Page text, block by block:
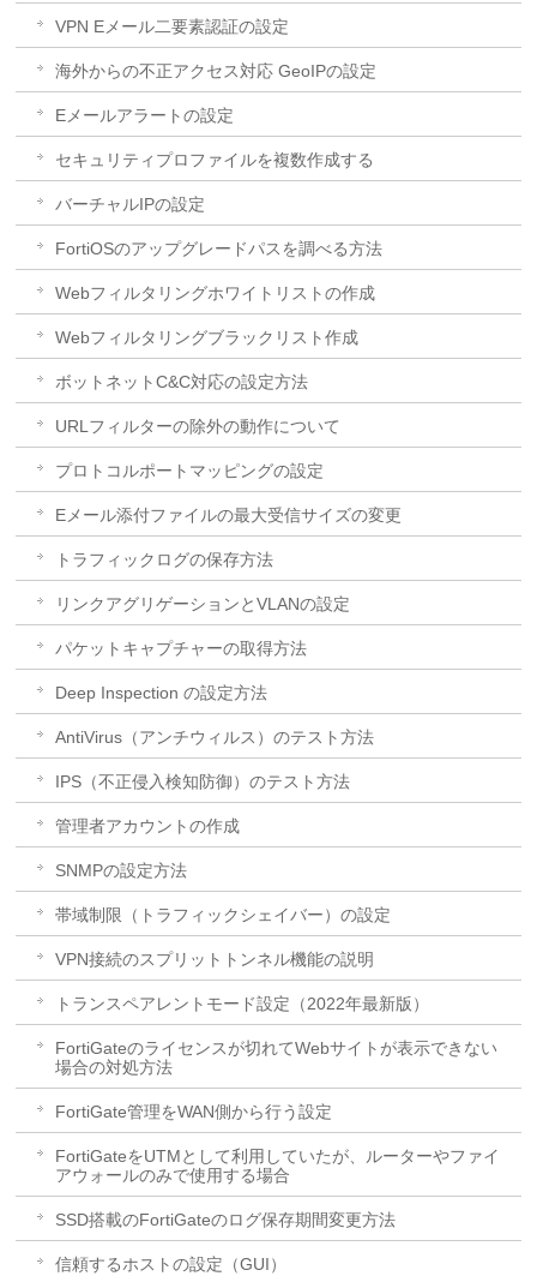
VPN Eメール二要素認証の設定
海外からの不正アクセス対応 GeoIPの設定
Eメールアラートの設定
セキュリティプロファイルを複数作成する
バーチャルIPの設定
FortiOSのアップグレードパスを調べる方法
Webフィルタリングホワイトリストの作成
Webフィルタリングブラックリスト作成
ボットネットC&C対応の設定方法
URLフィルターの除外の動作について
プロトコルポートマッピングの設定
Eメール添付ファイルの最大受信サイズの変更
トラフィックログの保存方法
リンクアグリゲーションとVLANの設定
パケットキャプチャーの取得方法
Deep Inspection の設定方法
AntiVirus（アンチウィルス）のテスト方法
IPS（不正侵入検知防御）のテスト方法
管理者アカウントの作成
SNMPの設定方法
帯域制限（トラフィックシェイバー）の設定
VPN接続のスプリットトンネル機能の説明
トランスペアレントモード設定（2022年最新版）
FortiGateのライセンスが切れてWebサイトが表示できない
場合の対処方法
FortiGate管理をWAN側から行う設定
FortiGateをUTMとして利用していたが、ルーターやファイ
アウォールのみで使用する場合
SSD搭載のFortiGateのログ保存期間変更方法
信頼するホストの設定（GUI）